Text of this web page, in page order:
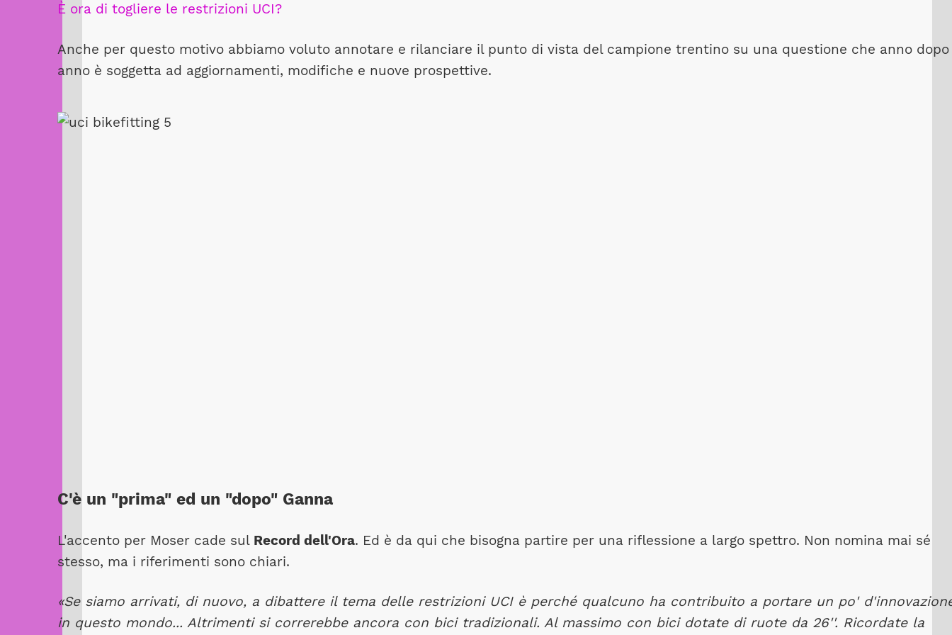
È ora di togliere le restrizioni UCI?
Anche per questo motivo abbiamo voluto annotare e rilanciare il punto di vista del campione trentino su una questione che anno dopo
anno è soggetta ad aggiornamenti, modifiche e nuove prospettive.
C'è un "prima" ed un "dopo" Ganna
L'accento per Moser cade sul Record dell'Ora. Ed è da qui che bisogna partire per una riflessione a largo spettro. Non nomina mai sé
stesso, ma i riferimenti sono chiari.
«Se siamo arrivati, di nuovo, a dibattere il tema delle restrizioni UCI è perché qualcuno ha contribuito a portare un po'
in questo mondo... Altrimenti si correrebbe ancora con bici tradizionali. Al massimo con bici dotate di ruote da 26''. Ricordate la